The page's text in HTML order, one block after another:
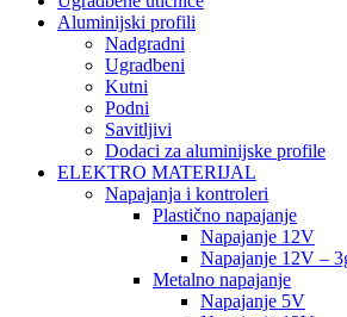
Aluminijski profili
Nadgradni
Ugradbeni
Kutni
Podni
Savitljivi
Dodaci za aluminijske profile
ELEKTRO MATERIJAL
Napajanja i kontroleri
Plastično napajanje
Napajanje 12V
Napajanje 12V –
Metalno napajanje
Napajanje 5V